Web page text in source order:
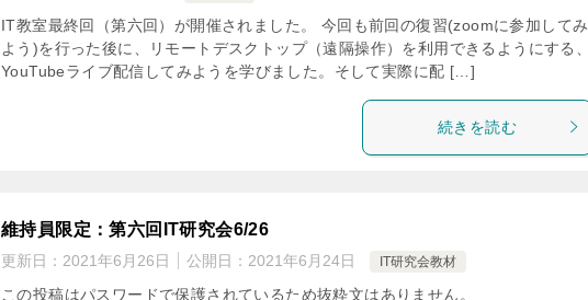
IT教室最終回（第六回）が開催されました。 今回も前回の復習(zoomに参加してみ
よう)を行った後に、リモートデスクトップ（遠隔操作）を利用できるようにする、
YouTubeライブ配信してみようを学びました。そして実際に配 […]
続きを読む
維持員限定：第六回IT研究会6/26
更新日： 2021年6月26日 公開日： 2021年6月24日 IT研究会教材
この投稿はパスワードで保護されているため抜粋文はありません。